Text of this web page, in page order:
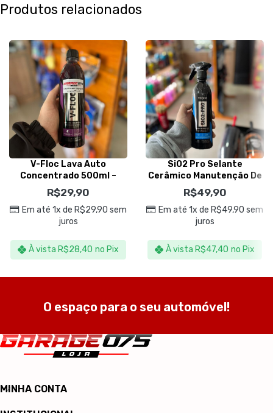
Produtos relacionados
V-Floc Lava Auto
Concentrado 500ml –
Vonixx
R$29,90
Em até 1x de R$29,90 sem
juros
À vista R$28,40 no Pix
SiO2 Pro Selante
Cerâmico Manutenção De
Vitrificadores 500ml –
Vonixx
R$49,90
Em até 1x de R$49,90 sem
juros
À vista R$47,40 no Pix
O espaço para o seu automóvel!
MINHA CONTA